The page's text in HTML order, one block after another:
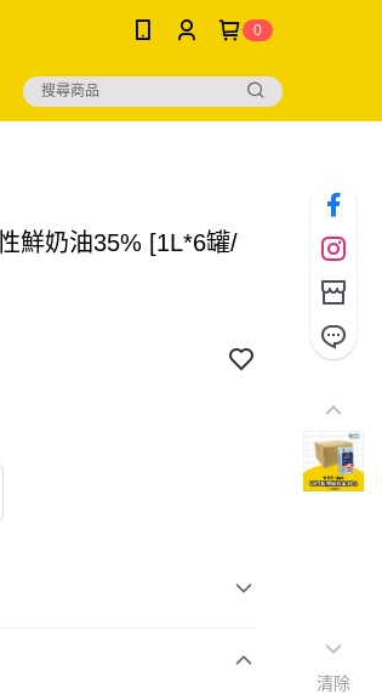
0
鮮奶油35% [1L*6罐/
清除